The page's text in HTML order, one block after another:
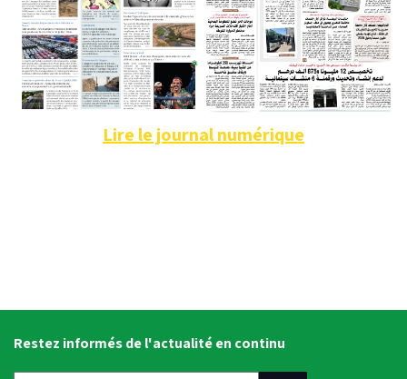
Lire le journal numérique
Restez informés de l'actualité en continu